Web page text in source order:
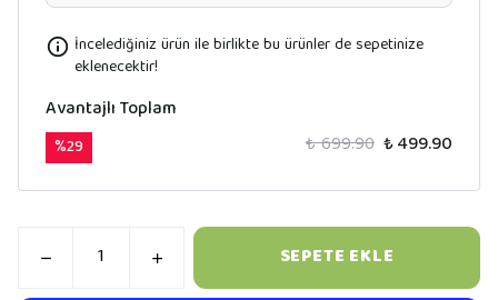
İncelediğiniz ürün ile birlikte bu ürünler de sepetinize
eklenecektir!
Avantajlı Toplam
%29 ₺ 699.90 ₺ 499.90
SEPETE EKLE